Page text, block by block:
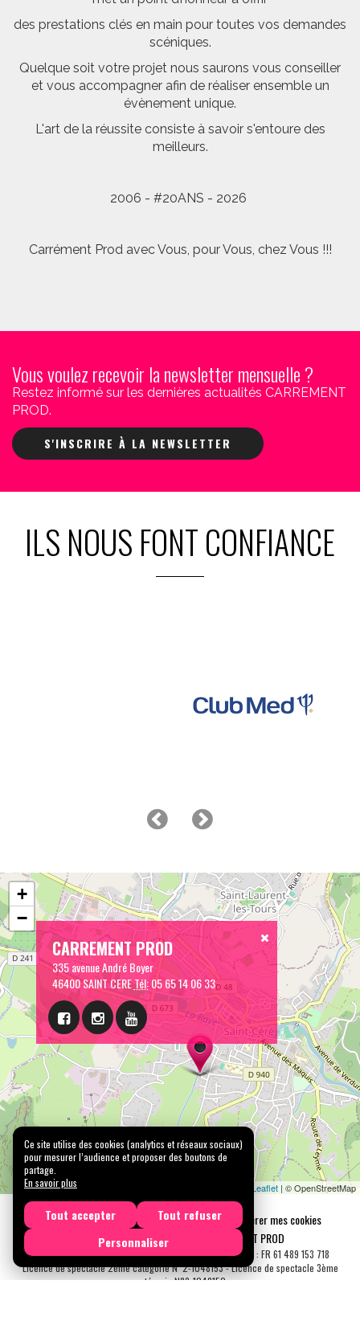
des prestations clés en main pour toutes vos demandes
scéniques.
Quelque soit votre projet nous saurons vous conseiller
et vous accompagner afin de réaliser ensemble un
évènement unique.
L'art de la réussite consiste à savoir s'entoure des
meilleurs.
2006 - #20ANS - 2026
Carrément Prod avec Vous, pour Vous, chez Vous !!!
Vous voulez recevoir la newsletter mensuelle ?
Restez informé sur les dernières actualités CARREMENT
PROD.
S'INSCRIRE À LA NEWSLETTER
ILS NOUS FONT CONFIANCE
CARREMENT PROD
335 avenue André Boyer
46400 SAINT CERETél:05 65 14 06 33
+
−
Leaflet | © OpenStreetMap
Mentions légales Confidentialité
Gérer mes cookies
Tous droits réservés © 2026 |
CARREMENT PROD
N° SIRET : 489 153 718 00031 - APE : 9001 Z - N° TVA Int. : FR 61 489 153 718
Licence de spectacle 2ème catégorie N°2-1048153 - Licence de spectacle 3ème
catégorie N°3-1048152
Ce site utilise des cookies (analytics et réseaux sociaux)
pour mesurer l’audience et proposer des boutons de
partage.
En savoir plus
Tout accepter
Tout refuser
Personnaliser